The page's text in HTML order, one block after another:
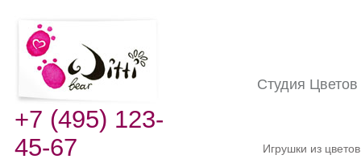
+7 (495) 123-
45-67
Студия Цветов
Игрушки из